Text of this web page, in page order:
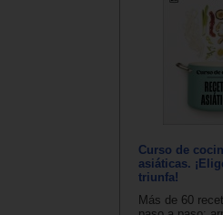
Curso de
asiáticas.
triunfa!
Más de 60